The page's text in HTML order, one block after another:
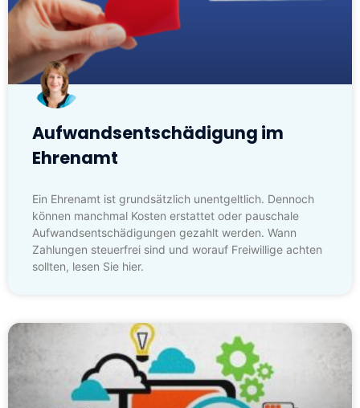
Aufwandsentschädigung im
Ehrenamt
Ein Ehrenamt ist grundsätzlich unentgeltlich. Dennoch
können manchmal Kosten erstattet oder pauschale
Aufwandsentschädigungen gezahlt werden. Wann
Zahlungen steuerfrei sind und worauf Freiwillige achten
sollten, lesen Sie hier.